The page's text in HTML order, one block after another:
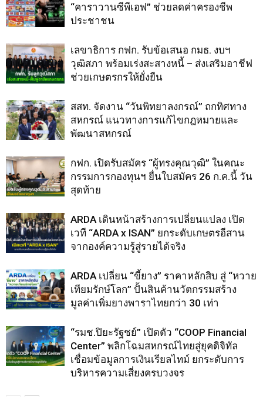
“คาราวานซีพีเอฟ” ช่วยลดค่าครองชีพ
ประชาชน
เลขาธิการ กฟก. รับข้อเสนอ กมธ. งบฯ
วุฒิสภา พร้อมเร่งสะสางหนี้ – ส่งเสริมอาชีฟ
ช่วยเกษตรกรให้ยั่งยืน
สสท. จัดงาน “วันพิทยาลงกรณ์” ถกทิศทาง
สหกรณ์ แนวทางการแก้ไขกฎหมายและ
พัฒนาสหกรณ์
กฟก. เปิดรับสมัคร “ผู้ทรงคุณวุฒิ” ในคณะ
กรรมการกองทุนฯ ยื่นใบสมัคร 26 ก.ค.นี้ วัน
สุดท้าย
ARDA เดินหน้าสร้างการเปลี่ยนแปลง เปิด
เวที “ARDA x ISAN” ยกระดับเกษตรอีสาน
จากองค์ความรู้สู่รายได้จริง
ARDA เปลี่ยน “ขี้ยาง” ราคาหลักสิบ สู่ “หวาย
เทียมรักษ์โลก” ปั้นสินค้านวัตกรรมสร้าง
มูลค่าเพิ่มยางพาราไทยกว่า 30 เท่า
“รมช.ปิยะรัฐชย์” เปิดตัว “COOP Financial
Center” พลิกโฉมสหกรณ์ไทยสู่ยุคดิจิทัล
เชื่อมข้อมูลการเงินเรียลไทม์ ยกระดับการ
บริหารความเสี่ยงครบวงจร